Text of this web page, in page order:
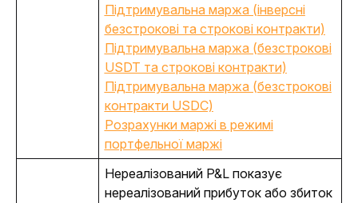
Підтримувальна маржа (інверсні
безстрокові та строкові контракти)
Підтримувальна маржа (безстрокові
USDT та строкові контракти)
Підтримувальна маржа (безстрокові
контракти USDC)
Розрахунки маржі в режимі
портфельної маржі
Нереалізований P&L показує
нереалізований прибуток або збиток